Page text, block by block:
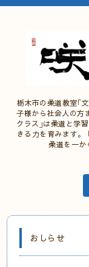
栃木市の柔道教室｢
子様から社会人の方
クラス｣は柔道と学
きる力を育みます。
柔道を一か
おしらせ